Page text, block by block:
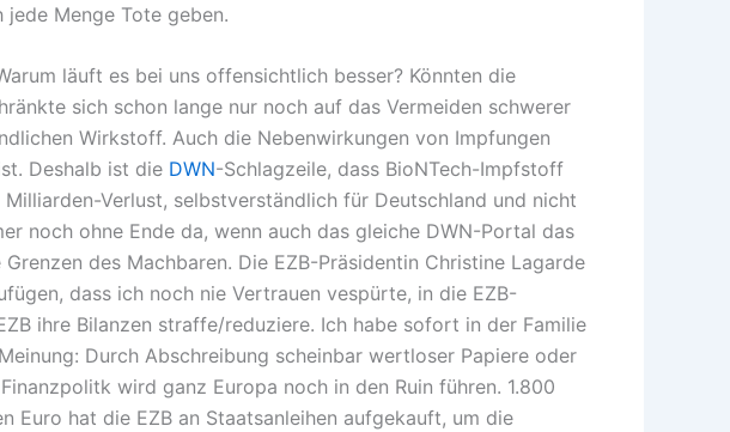
Menge Tote geben.
läuft es bei uns offensichtlich besser? Könnten die
sich schon lange nur noch auf das Vermeiden schwerer
Wirkstoff. Auch die Nebenwirkungen von Impfungen
Deshalb ist die DWN-Schlagzeile, dass BioNTech-Impfstoff
Verlust, selbstverständlich für Deutschland und nicht
noch ohne Ende da, wenn auch das gleiche DWN-Portal das
des Machbaren. Die EZB-Präsidentin Christine Lagarde
dass ich noch nie Vertrauen vespürte, in die EZB-
ihre Bilanzen straffe/reduziere. Ich habe sofort in der Familie
Durch Abschreibung scheinbar wertloser Papiere oder
wird ganz Europa noch in den Ruin führen. 1.800
Euro hat die EZB an Staatsanleihen aufgekauft, um die